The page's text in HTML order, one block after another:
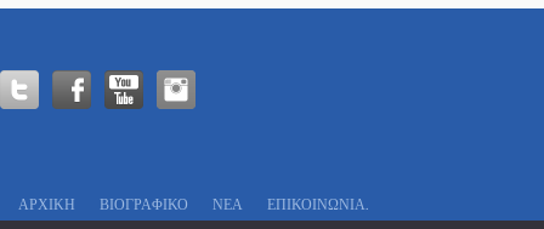
ΑΡΧΙΚΗ ΒΙΟΓΡΑΦΙΚΌ ΝΕΑ ΕΠΙΚΟΙΝΩΝΊΑ.